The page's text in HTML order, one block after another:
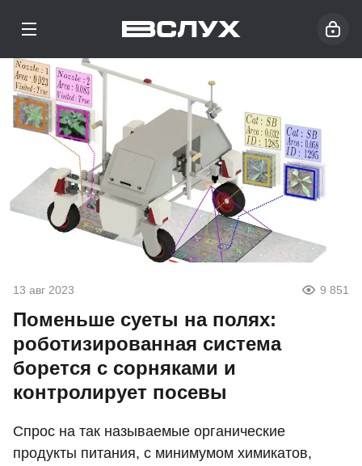
13 авг 2023 9 851
Поменьше суеты на полях:
роботизированная система
борется с сорняками и
контролирует посевы
Спрос на так называемые органические
продукты питания, с минимумом химикатов,